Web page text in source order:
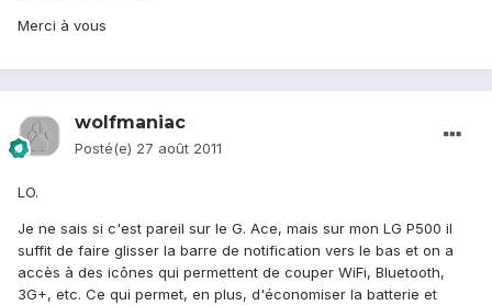
Merci à vous
wolfmaniac
Posté(e) 27 août 2011
LO.
Je ne sais si c'est pareil sur le G. Ace, mais sur mon LG P500 il
suffit de faire glisser la barre de notification vers le bas et on a
accès à des icônes qui permettent de couper WiFi, Bluetooth,
3G+, etc. Ce qui permet, en plus, d'économiser la batterie et